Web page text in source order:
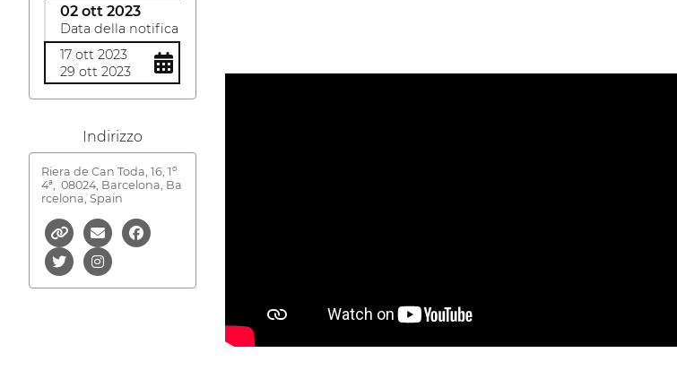
02 ott 2023
Data della notifica
17 ott 2023
29 ott 2023
Indirizzo
Riera de Can Toda, 16, 1º
4ª, 08024, Barcelona, Ba
rcelona, Spain